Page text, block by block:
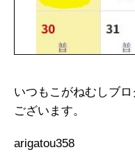
いつもこがねむしブ
ございます。
arigatou358